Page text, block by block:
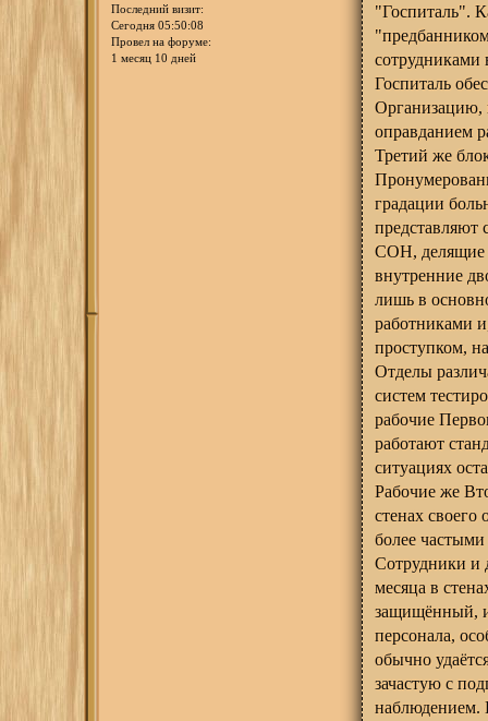
Последний визит:
Сегодня 05:50:08
Провел на форуме:
1 месяц 10 дней
"Госпиталь".
сотрудниками
Госпиталь
Организацию,
оправданием
Третий же
градации
представляют
СОН, делящие
внутренние
лишь в
работниками
проступком,
Отделы
систем
рабочие
работают
ситуациях
Рабочие же
стенах
более
Сотрудники и
месяца в
защищённый,
персонала,
обычно
зачастую с
наблюдением.